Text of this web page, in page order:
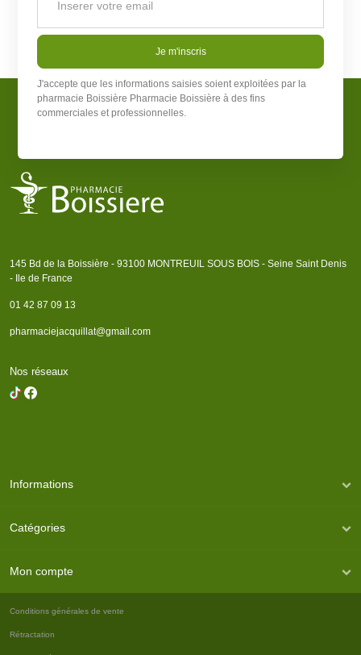
Je m'inscris
J'accepte que les informations saisies soient exploitées par la
pharmacie Boissière Pharmacie Boissière à des fins
commerciales et professionnelles.
145 Bd de la Boissière - 93100 MONTREUIL SOUS BOIS - Seine Saint Denis
- Ile de France
01 42 87 09 13
pharmaciejacquillat@gmail.com
Nos réseaux
Informations
Catégories
Mon compte
Conditions générales de vente
Rétractation